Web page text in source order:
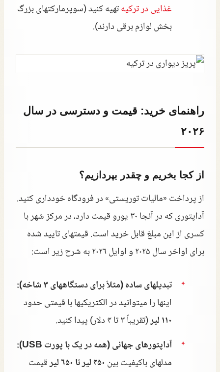
غذایی در ترکیهتهیه کنید (سوپرمارکتهای بزرگ
بخش لوازم برقی دارند).
راهنمای خرید: قیمت و دسترسی در سال
۲۰۲۶
از کجا بخریم و چقدر بپردازیم؟
از پرداخت «مالیات توریستی» در فرودگاه خودداری کنید.
آداپتوری که در آنجا ۳۰ یورو قیمت دارد، در مرکز شهر با
کسری از این مبلغ قابل خرید است. قیمتهای تایید شده
برای اواخر سال ۲۰۲۵ و اوایل ۲۰۲۶ به شرح زیر است:
تبدیلهای ساده (مثلاً برای دستگاههای ۳ شاخه):
اینها را میتوانید در الکتریکیها با قیمتی حدود
۱۱۰ لیر
(تقریباً ۳ تا ۴ دلار) پیدا کنید.
آداپتورهای جهانی (همه در یک با پورت USB):
مدلهای باکیفیت بین۴۵۰ لیر تا ۶۵۰ لیر
قیمت